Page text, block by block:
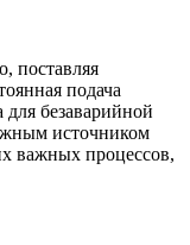
поставляя
подача
безаварийной
источником
важных процессов,